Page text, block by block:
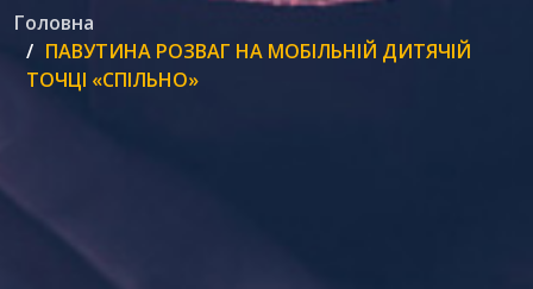
Головна
ПАВУТИНА РОЗВАГ НА МОБІЛЬНІЙ ДИТЯЧІЙ
ТОЧЦІ «СПІЛЬНО»